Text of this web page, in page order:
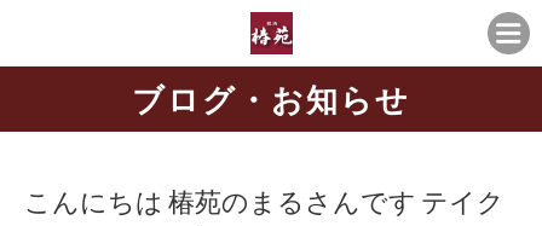
ブログ・お知らせ
こんにちは 椿苑のまるさんです テイク